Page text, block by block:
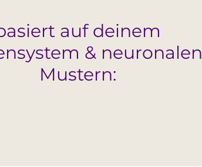
auf deinem
& neuronalen
Mustern: